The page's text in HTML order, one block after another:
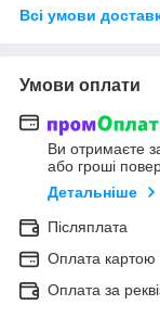
Всі умови
Умови оплати
Ви отримаєте
або гроші
Детальніше
Післяплата
Оплата картою
Оплата за